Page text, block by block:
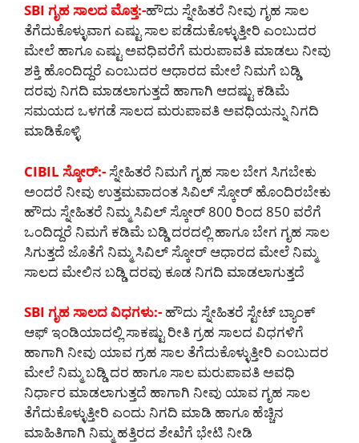
SBI ಗೃಹ ಸಾಲದ ಮೊತ್ತ:-ಹೌದು ಸ್ನೇಹಿತರೆ ನೀವು ಗೃಹ ಸಾಲ
ತೆಗೆದುಕೊಳ್ಳುವಾಗ ಎಷ್ಟು ಸಾಲ ಪಡೆದುಕೊಳ್ಳುತ್ತೀರಿ ಎಂಬುದರ
ಮೇಲೆ ಹಾಗೂ ಎಷ್ಟು ಅವಧಿವರೆಗೆ ಮರುಪಾವತಿ ಮಾಡಲು ನೀವು
ಶಕ್ತಿ ಹೊಂದಿದ್ದರೆ ಎಂಬುದರ ಆಧಾರದ ಮೇಲೆ ನಿಮಗೆ ಬಡ್ಡಿ
ದರವು ನಿಗದಿ ಮಾಡಲಾಗುತ್ತದೆ ಹಾಗಾಗಿ ಆದಷ್ಟು ಕಡಿಮೆ
ಸಮಯದ ಒಳಗಡೆ ಸಾಲದ ಮರುಪಾವತಿ ಅವಧಿಯನ್ನು ನಿಗದಿ
ಮಾಡಿಕೊಳ್ಳಿ
CIBIL ಸ್ಕೋರ್:- ಸ್ನೇಹಿತರೆ ನಿಮಗೆ ಗೃಹ ಸಾಲ ಬೇಗ ಸಿಗಬೇಕು
ಅಂದರೆ ನೀವು ಉತ್ತಮವಾದಂತ ಸಿವಿಲ್ ಸ್ಕೋರ್ ಹೊಂದಿರಬೇಕು
ಹೌದು ಸ್ನೇಹಿತರೆ ನಿಮ್ಮ ಸಿವಿಲ್ ಸ್ಕೋರ್ 800 ರಿಂದ 850 ವರೆಗೆ
ಒಂದಿದ್ದರೆ ನಿಮಗೆ ಕಡಿಮೆ ಬಡ್ಡಿ ದರದಲ್ಲಿ ಹಾಗೂ ಬೇಗ ಗೃಹ ಸಾಲ
ಸಿಗುತ್ತದೆ ಜೊತೆಗೆ ನಿಮ್ಮ ಸಿವಿಲ್ ಸ್ಕೋರ್ ಆಧಾರದ ಮೇಲೆ ನಿಮ್ಮ
ಸಾಲದ ಮೇಲಿನ ಬಡ್ಡಿ ದರವು ಕೂಡ ನಿಗದಿ ಮಾಡಲಾಗುತ್ತದೆ
SBI ಗೃಹ ಸಾಲದ ವಿಧಗಳು:- ಹೌದು ಸ್ನೇಹಿತರೆ ಸ್ಟೇಟ್ ಬ್ಯಾಂಕ್
ಆಫ್ ಇಂಡಿಯಾದಲ್ಲಿ ಸಾಕಷ್ಟು ರೀತಿ ಗ್ರಹ ಸಾಲದ ವಿಧಗಳಿಗೆ
ಹಾಗಾಗಿ ನೀವು ಯಾವ ಗ್ರಹ ಸಾಲ ತೆಗೆದುಕೊಳ್ಳುತ್ತೀರಿ ಎಂಬುದರ
ಮೇಲೆ ನಿಮ್ಮ ಬಡ್ಡಿ ದರ ಹಾಗೂ ಸಾಲ ಮರುಪಾವತಿ ಅವಧಿ
ನಿರ್ಧಾರ ಮಾಡಲಾಗುತ್ತದೆ ಹಾಗಾಗಿ ನೀವು ಯಾವ ಗೃಹ ಸಾಲ
ತೆಗೆದುಕೊಳ್ಳುತ್ತೀರಿ ಎಂದು ನಿಗದಿ ಮಾಡಿ ಹಾಗೂ ಹೆಚ್ಚಿನ
ಮಾಹಿತಿಗಾಗಿ ನಿಮ್ಮ ಹತ್ತಿರದ ಶೇಖೆಗೆ ಭೇಟಿ ನೀಡಿ